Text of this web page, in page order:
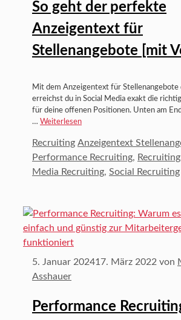
So geht der perfekte
Anzeigentext für
Stellenangebote [mit
Mit dem Anzeigentext für Stellenangebote
erreichst du in Social Media exakt die
für deine offenen Positionen. Unten am
… Weiterlesen
Kategorien
Recruiting Schlagwörter
Anzeigentext
Performance Recruiting, Recruiting
Media Recruiting, Social Recruiting
Performance
5. Januar 202417. März 2022 von
Asshauer